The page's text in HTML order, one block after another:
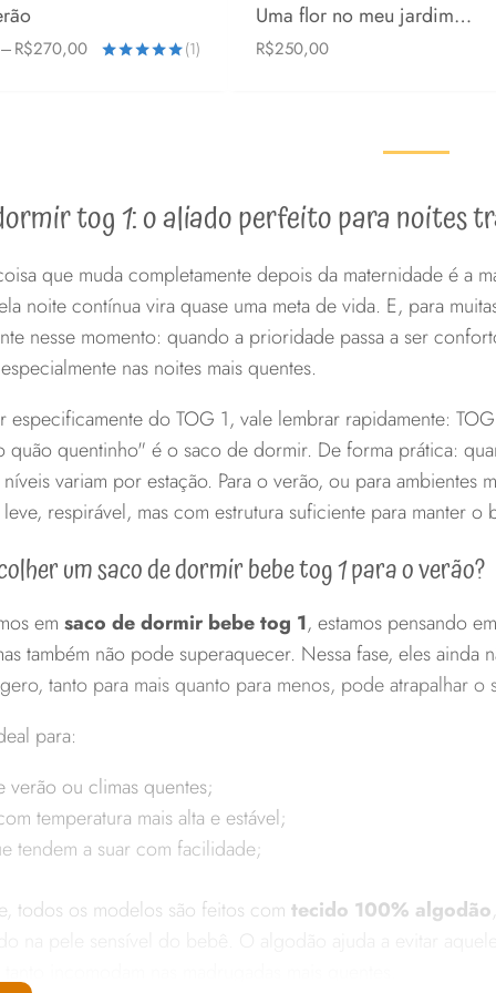
(1)
–R$270,00Faixa
6-24 meses 2-4 anos
Uma flor no meu jardim…
R$250,00
2-4 anos
tog 1: o aliado perfeito para noites
que muda completamente depois da maternidade é a
noite contínua vira quase uma meta de vida. E, para
nesse momento: quando a prioridade passa a ser
nas noites mais quentes.
especificamente do TOG 1, vale lembrar rapidamente:
quentinho" é o saco de dormir. De forma prática:
níveis variam por estação. Para o verão, ou para ambientes
respirável, mas com estrutura suficiente para manter
um saco de dormir bebe tog 1 para o verão?
emsaco de dormir bebe tog 1, estamos pensando
também não pode superaquecer. Nessa fase, eles
tanto para mais quanto para menos, pode atrapalhar o
para:
verão ou climas quentes;
temperatura mais alta e estável;
tendem a suar com facilidade;
todos os modelos são feitos comtecido 100% algodão